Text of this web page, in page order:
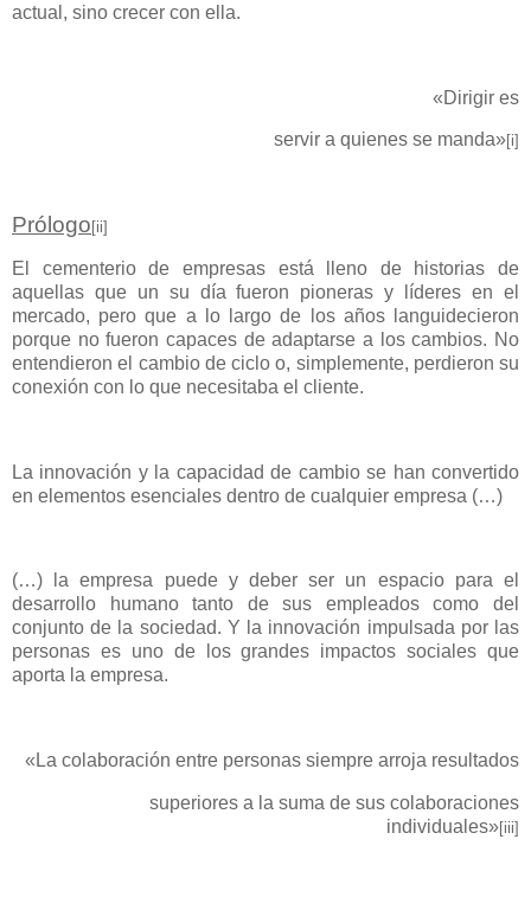
actual, sino crecer con ella.
«Dirigir es
servir a quienes se manda»[i]
Prólogo [ii]
El cementerio de empresas está lleno de historias de
aquellas que un su día fueron pioneras y líderes en el
mercado, pero que a lo largo de los años languidecieron
porque no fueron capaces de adaptarse a los cambios. No
entendieron el cambio de ciclo o, simplemente, perdieron su
conexión con lo que necesitaba el cliente.
La innovación y la capacidad de cambio se han convertido
en elementos esenciales dentro de cualquier empresa (…)
(…) la empresa puede y deber ser un espacio para el
desarrollo humano tanto de sus empleados como del
conjunto de la sociedad. Y la innovación impulsada por las
personas es uno de los grandes impactos sociales que
aporta la empresa.
«La colaboración entre personas siempre arroja resultados
superiores a la suma de sus colaboraciones
individuales»[iii]